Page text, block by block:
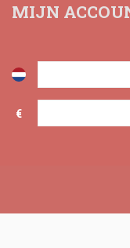
MIJN
€